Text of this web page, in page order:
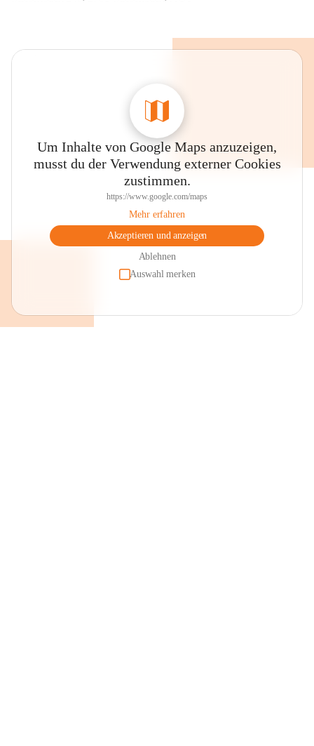
Um Inhalte von Google Maps anzuzeigen,
musst du der Verwendung externer Cookies
zustimmen.
https://www.google.com/maps
Mehr erfahren
Akzeptieren und anzeigen
Ablehnen
Auswahl merken